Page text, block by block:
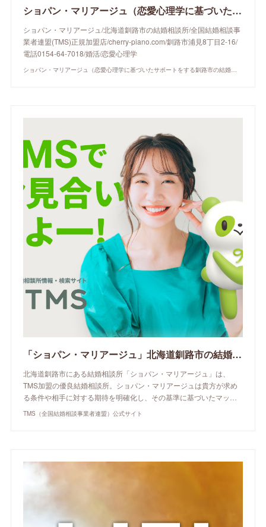
ショパン・マリアージュ（恋愛心理学に基づいたサポートをする釧路市の結婚相談所）/ 全国結婚相談事業者連盟正規加盟店 / cherry-piano.com
ショパン・マリアージュ/北海道釧路市の結婚相談所/全国結婚相談事
業者連盟(TMS)正規加盟店/cherry-piano.com/釧路市浦見8丁目2-16/
電話0154-64-7018/婚活/恋愛心理学
ショパン・マリアージュ（恋愛心理学に基づいたサポートをする釧路市の結婚相談所）/ 全国結婚相談事業者連盟正規加盟店 / cherry-piano.com
「ショパン・マリアージュ」北海道釧路市の結婚相談所 | TMS（全国結婚相談事業者連盟）公式サイト
北海道釧路市にある結婚相談所「ショパン・マリアージュ」は、
TMS加盟の優良結婚相談所。ショパン・マリアージュは貴方が求め
る条件や相手に対する期待を明確化し、その基準に基づいたマッ…
TMS（全国結婚相談事業者連盟）公式サイト